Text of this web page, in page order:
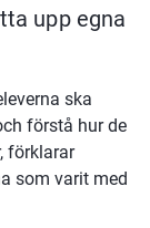
upp egna
ska
förstå hur de
förklarar
som varit med